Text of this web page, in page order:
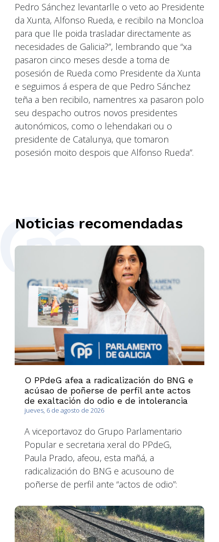
Pedro Sánchez levantarlle o veto ao Presidente
da Xunta, Alfonso Rueda, e recibilo na Moncloa
para que lle poida trasladar directamente as
necesidades de Galicia?”, lembrando que “xa
pasaron cinco meses desde a toma de
posesión de Rueda como Presidente da Xunta
e seguimos á espera de que Pedro Sánchez
teña a ben recibilo, namentres xa pasaron polo
seu despacho outros novos presidentes
autonómicos, como o lehendakari ou o
presidente de Catalunya, que tomaron
posesión moito despois que Alfonso Rueda”.
Noticias recomendadas
O PPdeG afea a radicalización do BNG e
acúsao de poñerse de perfil ante actos
de exaltación do odio e de intolerancia
jueves, 6 de agosto de 2026
A viceportavoz do Grupo Parlamentario
Popular e secretaria xeral do PPdeG,
Paula Prado, afeou, esta mañá, a
radicalización do BNG e acusouno de
poñerse de perfil ante “actos de odio”: